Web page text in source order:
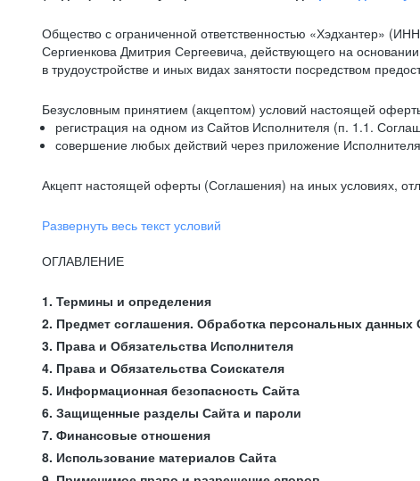
Общество с ограниченной ответственностью «Хэдхантер»
Сергиенкова Дмитрия Сергеевича, действующего на
в трудоустройстве и иных видах занятости посредством
Безусловным принятием (акцептом) условий настоящей
регистрация на одном из Сайтов Исполнителя (п. 1.1.
совершение любых действий через приложение
Акцепт настоящей оферты (Соглашения) на иных условиях,
Развернуть весь текст условий
ОГЛАВЛЕНИЕ
1. Термины и определения
2. Предмет соглашения. Обработка персональных данных
3. Права и Обязательства Исполнителя
4. Права и Обязательства Соискателя
5. Информационная безопасность Сайта
6. Защищенные разделы Сайта и пароли
7. Финансовые отношения
8. Использование материалов Сайта